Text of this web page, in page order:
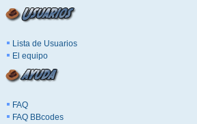
Lista de Usuarios
El equipo
FAQ
FAQ BBcodes